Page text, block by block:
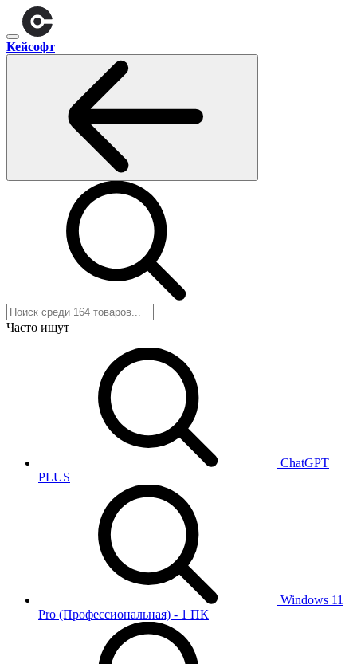
Кейсофт
Часто ищут
ChatGPT
PLUS
Windows 11
Pro (Профессиональная) - 1 ПК